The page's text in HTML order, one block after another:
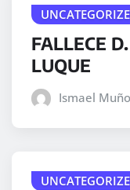
FALLECE
LUQUE
Ismael